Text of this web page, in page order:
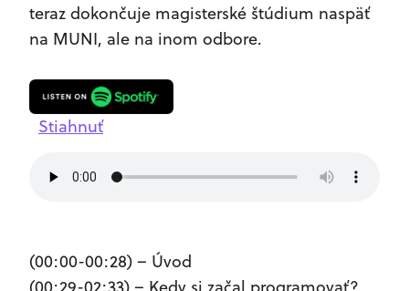
teraz dokončuje magisterské štúdium naspäť
na MUNI, ale na inom odbore.
Stiahnuť
(00:00-00:28) – Úvod